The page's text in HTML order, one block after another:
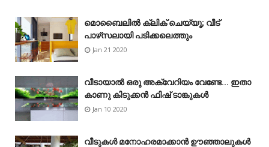
മൊബൈലിൽ ക്ലിക് ചെയ്യൂ; വീട്
പാഴ്‌സലായി പടിക്കലെത്തും
Jan 21 2020
വീടായാൽ ഒരു അക്വേറിയം വേണ്ടേ... ഇതാ
കാണു കിടുക്കൻ ഫിഷ് ടാങ്കുകൾ
Jan 10 2020
വീടുകൾ മനോഹരമാക്കാൻ ഊഞ്ഞാലുകൾ